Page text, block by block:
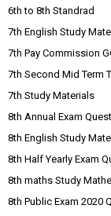
6th to 8th Standrad
7th English Study
7th Pay Commission
7th Second Mid Term
7th Study Materials
8th Annual Exam
8th English Study
8th Half Yearly Exam
8th maths Study
8th Public Exam 2020